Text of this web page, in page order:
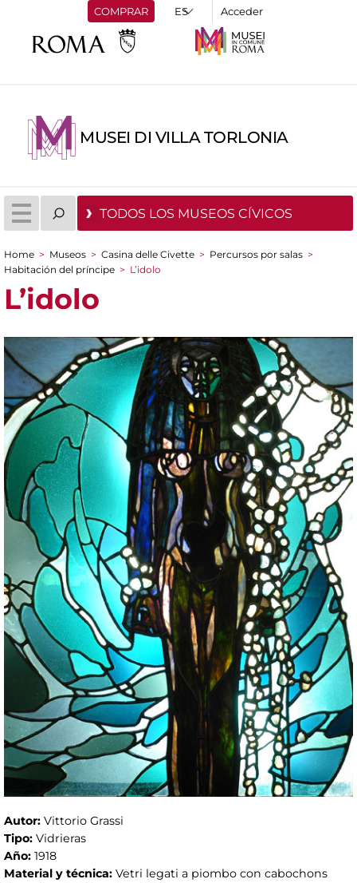
COMPRAR Acceder
MUSEI DI VILLA TORLONIA
TODOS LOS MUSEOS CÍVICOS
You are here
Home > Museos > Casina delle Civette > Percursos por salas >
Habitación del príncipe > L’idolo
L’idolo
Autor: Vittorio Grassi
Tipo: Vidrieras
Año: 1918
Material y técnica: Vetri legati a piombo con cabochons